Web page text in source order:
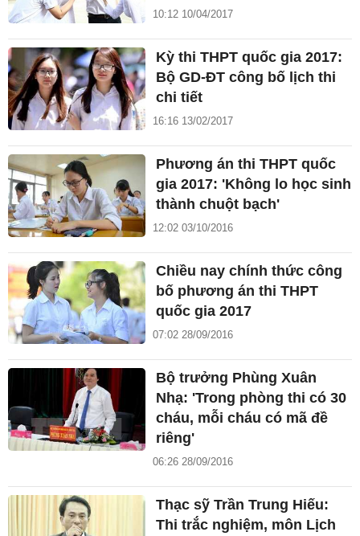
10:12 10/04/2017
Kỳ thi THPT quốc gia 2017:
Bộ GD-ĐT công bố lịch thi
chi tiết
16:16 13/02/2017
Phương án thi THPT quốc
gia 2017: 'Không lo học sinh
thành chuột bạch'
12:02 03/10/2016
Chiều nay chính thức công
bố phương án thi THPT
quốc gia 2017
07:02 28/09/2016
Bộ trưởng Phùng Xuân
Nhạ: 'Trong phòng thi có 30
cháu, mỗi cháu có mã đề
riêng'
06:26 28/09/2016
Thạc sỹ Trần Trung Hiếu:
Thi trắc nghiệm, môn Lịch